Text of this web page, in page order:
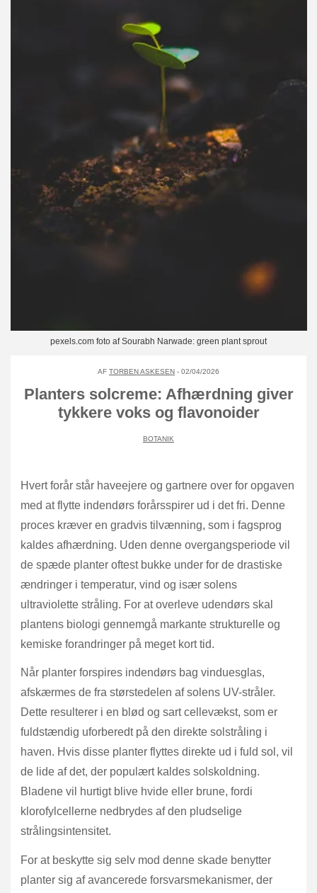
pexels.com foto af Sourabh Narwade: green plant sprout
AF TORBEN ASKESEN - 02/04/2026
Planters solcreme: Afhærdning giver
tykkere voks og flavonoider
BOTANIK
Hvert forår står haveejere og gartnere over for opgaven
med at flytte indendørs forårsspirer ud i det fri. Denne
proces kræver en gradvis tilvænning, som i fagsprog
kaldes afhærdning. Uden denne overgangsperiode vil
de spæde planter oftest bukke under for de drastiske
ændringer i temperatur, vind og især solens
ultraviolette stråling. For at overleve udendørs skal
plantens biologi gennemgå markante strukturelle og
kemiske forandringer på meget kort tid.
Når planter forspires indendørs bag vinduesglas,
afskærmes de fra størstedelen af solens UV-stråler.
Dette resulterer i en blød og sart cellevækst, som er
fuldstændig uforberedt på den direkte solstråling i
haven. Hvis disse planter flyttes direkte ud i fuld sol, vil
de lide af det, der populært kaldes solskoldning.
Bladene vil hurtigt blive hvide eller brune, fordi
klorofylcellerne nedbrydes af den pludselige
strålingsintensitet.
For at beskytte sig selv mod denne skade benytter
planter sig af avancerede forsvarsmekanismer, der